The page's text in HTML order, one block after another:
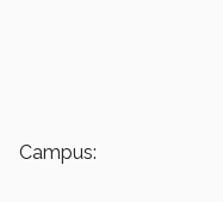
Campus: